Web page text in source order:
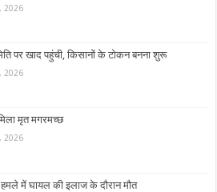
2026
पर खाद पहुंची, किसानों के टोकन बनना शुरू
2026
मृत मगरमच्छ
2026
में घायल की इलाज के दौरान मौत